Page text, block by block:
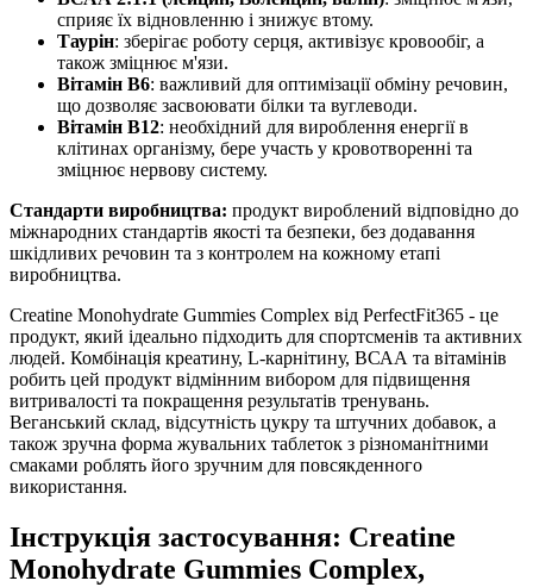
сприяє їх відновленню і знижує втому.
Таурін: зберігає роботу серця, активізує кровообіг, а
також зміцнює м'язи.
Вітамін B6: важливий для оптимізаціїобміну речовин,
що дозволяє засвоювати білки та вуглеводи.
Вітамін B12: необхідний для вироблення енергії в
клітинах організму, бере участь у кровотворенні та
зміцнює нервову систему.
Стандарти виробництва: продукт вироблений відповідно до
міжнародних стандартів якості та безпеки, без додавання
шкідливих речовин та з контролем на кожному етапі
виробництва.
Creatine Monohydrate Gummies Complex від PerfectFit365 - це
продукт, який ідеально підходить для спортсменів та активних
людей. Комбінація креатину, L-карнітину, ВСАА та вітамінів
робить цей продукт відмінним вибором для підвищення
витривалості та покращення результатів тренувань.
Веганський склад, відсутність цукру та штучних добавок, а
також зручна форма жувальних таблеток з різноманітними
смаками роблять його зручним для повсякденного
використання.
Інструкція застосування: Creatine
Monohydrate Gummies Complex,